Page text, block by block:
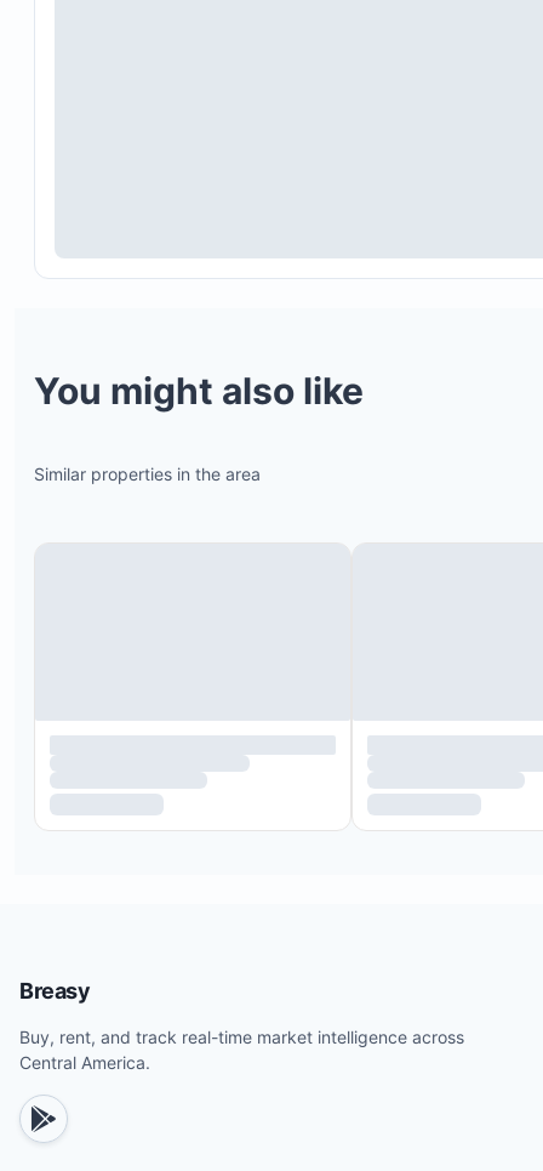
You might also like
Similar properties in the area
Breasy
Buy, rent, and track real-time market intelligence across
Central America.